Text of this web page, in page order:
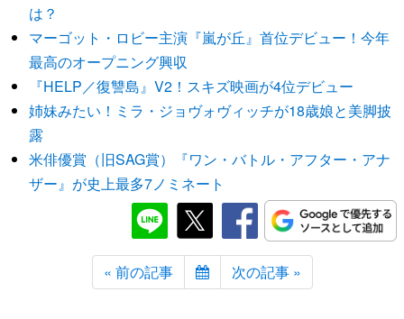
は？
マーゴット・ロビー主演『嵐が丘』首位デビュー！今年
最高のオープニング興収
『HELP／復讐島』V2！スキズ映画が4位デビュー
姉妹みたい！ミラ・ジョヴォヴィッチが18歳娘と美脚披
露
米俳優賞（旧SAG賞）『ワン・バトル・アフター・アナ
ザー』が史上最多7ノミネート
« 前の記事 次の記事 »